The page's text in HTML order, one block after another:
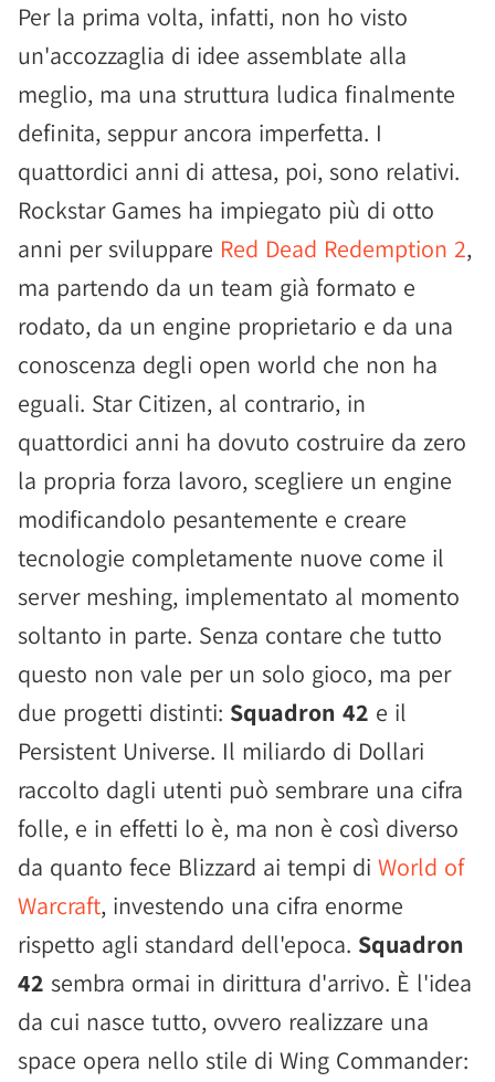
Per la prima volta, infatti, non ho visto
un'accozzaglia di idee assemblate alla
meglio, ma una struttura ludica finalmente
definita, seppur ancora imperfetta. I
quattordici anni di attesa, poi, sono relativi.
Rockstar Games ha impiegato più di otto
anni per sviluppare Red Dead Redemption 2,
ma partendo da un team già formato e
rodato, da un engine proprietario e da una
conoscenza degli open world che non ha
eguali. Star Citizen, al contrario, in
quattordici anni ha dovuto costruire da zero
la propria forza lavoro, scegliere un engine
modificandolo pesantemente e creare
tecnologie completamente nuove come il
server meshing, implementato al momento
soltanto in parte. Senza contare che tutto
questo non vale per un solo gioco, ma per
due progetti distinti: Squadron 42 e il
Persistent Universe. Il miliardo di Dollari
raccolto dagli utenti può sembrare una cifra
folle, e in effetti lo è, ma non è così diverso
da quanto fece Blizzard ai tempi di World of
Warcraft, investendo una cifra enorme
rispetto agli standard dell'epoca. Squadron
42 sembra ormai in dirittura d'arrivo. È l'idea
da cui nasce tutto, ovvero realizzare una
space opera nello stile di Wing Commander: